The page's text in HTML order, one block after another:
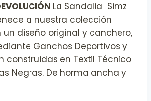
La Sandalia Simz
a nuestra colección
un diseño original y canchero,
Ganchos Deportivos y
construidas en Textil Técnico
Negras. De horma ancha y